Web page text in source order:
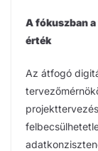
A fókuszban
érték
Az átfogó